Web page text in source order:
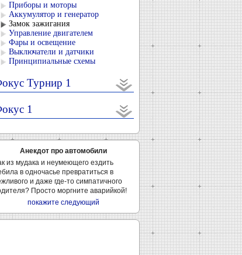
Приборы и моторы
Аккумулятор и генератор
Замок зажигания
Управление двигателем
Фары и освещение
Выключатели и датчики
Принципиальные схемы
Турнир 1
1
Анекдот про автомобили
из мудака и неумеющего ездить
в одночасье превратиться в
и даже где-то симпатичного
Просто моргните аварийкой!
покажите следующий